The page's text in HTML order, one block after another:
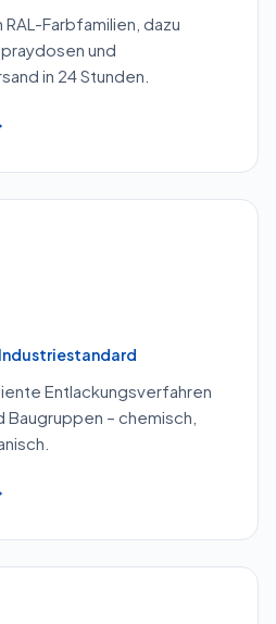
Farbfamilien, dazu
und
in 24 Stunden.
Entlackungsverfahren
Baugruppen – chemisch,